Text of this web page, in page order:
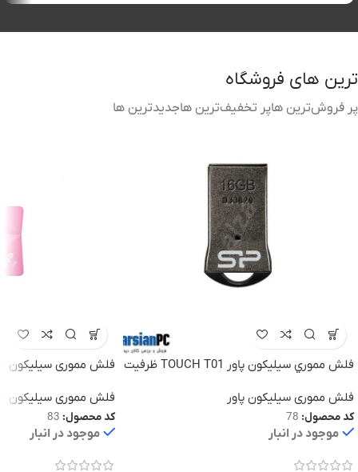
ترین های فروشگاه
پر فروش‌ترین هاپر تخفیف‌ترین هاجدیدترین ها
فلش مموري سيليکون پاور TOUCH T01 ظرفيت
فلش مموری سیلیکون پاور
کد محصول: 78
موجود در انبار
فلش مموری سیلیکون
کد محصول: 83
موجود در انبار